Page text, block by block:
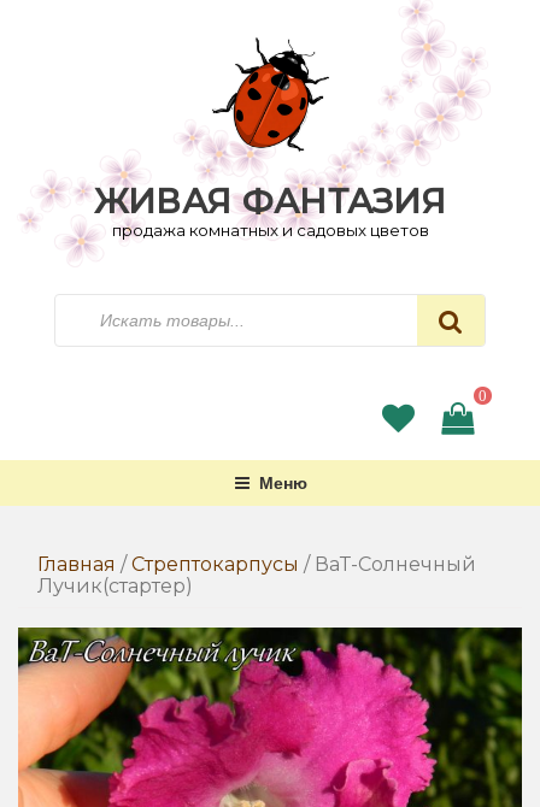
ЖИВАЯ ФАНТАЗИЯ
продажа комнатных и садовых цветов
0
Меню
Главная / Стрептокарпусы / ВаТ-Солнечный
Лучик(стартер)